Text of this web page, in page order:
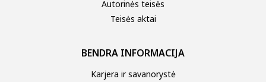
Autorinės teisės
Teisės aktai
BENDRA INFORMACIJA
Karjera ir savanorystė